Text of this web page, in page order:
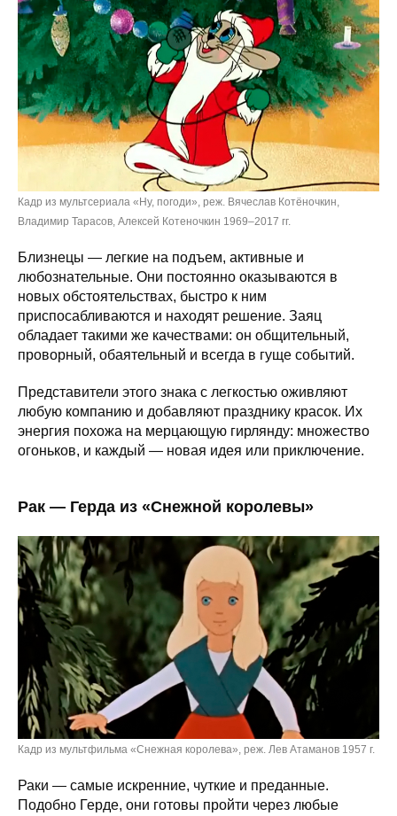
Кадр из мультсериала «Ну, погоди», реж. Вячеслав Котёночкин,
Владимир Тарасов, Алексей Котеночкин 1969–2017 гг.
Близнецы — легкие на подъем, активные и
любознательные. Они постоянно оказываются в
новых обстоятельствах, быстро к ним
приспосабливаются и находят решение. Заяц
обладает такими же качествами: он общительный,
проворный, обаятельный и всегда в гуще событий.
Представители этого знака с легкостью оживляют
любую компанию и добавляют празднику красок. Их
энергия похожа на мерцающую гирлянду: множество
огоньков, и каждый — новая идея или приключение.
Рак — Герда из «Снежной королевы»
Кадр из мультфильма «Снежная королева», реж. Лев Атаманов 1957 г.
Раки — самые искренние, чуткие и преданные.
Подобно Герде, они готовы пройти через любые